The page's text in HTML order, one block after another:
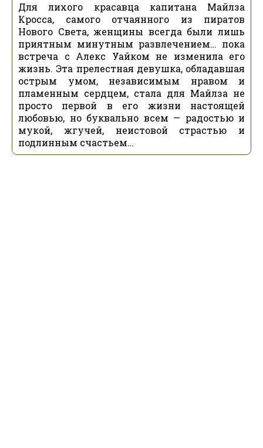
Для лихого красавца капитана Майлза
Кросса, самого отчаянного из пиратов
Нового Света, женщины всегда были лишь
приятным минутным развлечением… пока
встреча с Алекс Уайком не изменила его
жизнь. Эта прелестная девушка, обладавшая
острым умом, независимым нравом и
пламенным сердцем, стала для Майлза не
просто первой в его жизни настоящей
любовью, но буквально всем — радостью и
мукой, жгучей, неистовой страстью и
подлинным счастьем…